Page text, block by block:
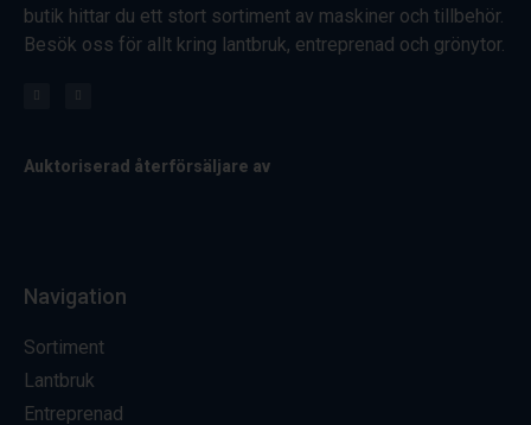
butik hittar du ett stort sortiment av maskiner och tillbehör.
Besök oss för allt kring lantbruk, entreprenad och grönytor.
Auktoriserad återförsäljare av
Navigation
Sortiment
Lantbruk
Entreprenad